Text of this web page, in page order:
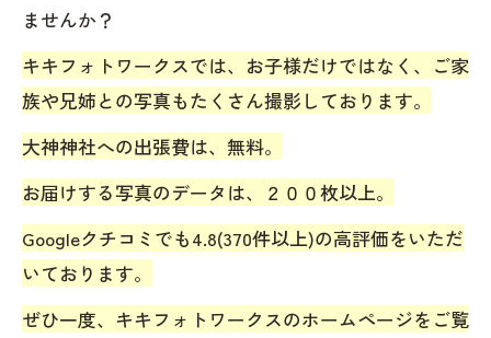
ませんか？
キキフォトワークスでは、お子様だけではなく、ご家
族や兄姉との写真もたくさん撮影しております。
大神神社への出張費は、無料。
お届けする写真のデータは、２００枚以上。
Googleクチコミでも4.8(370件以上)の高評価をいただ
いております。
ぜひ一度、キキフォトワークスのホームページをご覧